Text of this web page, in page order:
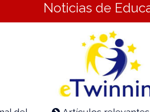
Noticias de